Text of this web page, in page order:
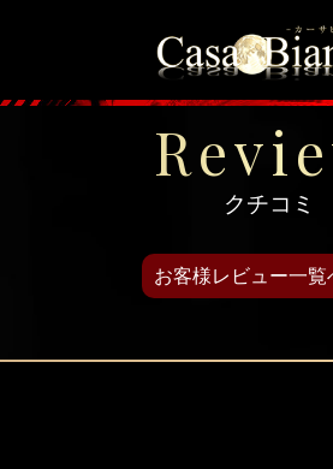
＞お客様レビュー
クチコミ
お客様レビュー一覧